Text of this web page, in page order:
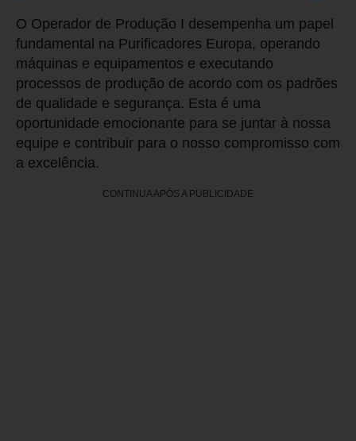
O Operador de Produção I desempenha um papel
fundamental na Purificadores Europa, operando
máquinas e equipamentos e executando
processos de produção de acordo com os padrões
de qualidade e segurança. Esta é uma
oportunidade emocionante para se juntar à nossa
equipe e contribuir para o nosso compromisso com
a excelência.
CONTINUA APÓS A PUBLICIDADE